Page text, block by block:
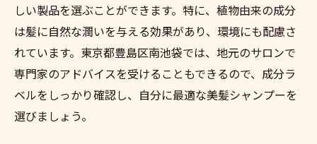
しい製品を選ぶことができます。特に、植物由来の成分
は髪に自然な潤いを与える効果があり、環境にも配慮さ
れています。東京都豊島区南池袋では、地元のサロンで
専門家のアドバイスを受けることもできるので、成分ラ
ベルをしっかり確認し、自分に最適な美髪シャンプーを
選びましょう。